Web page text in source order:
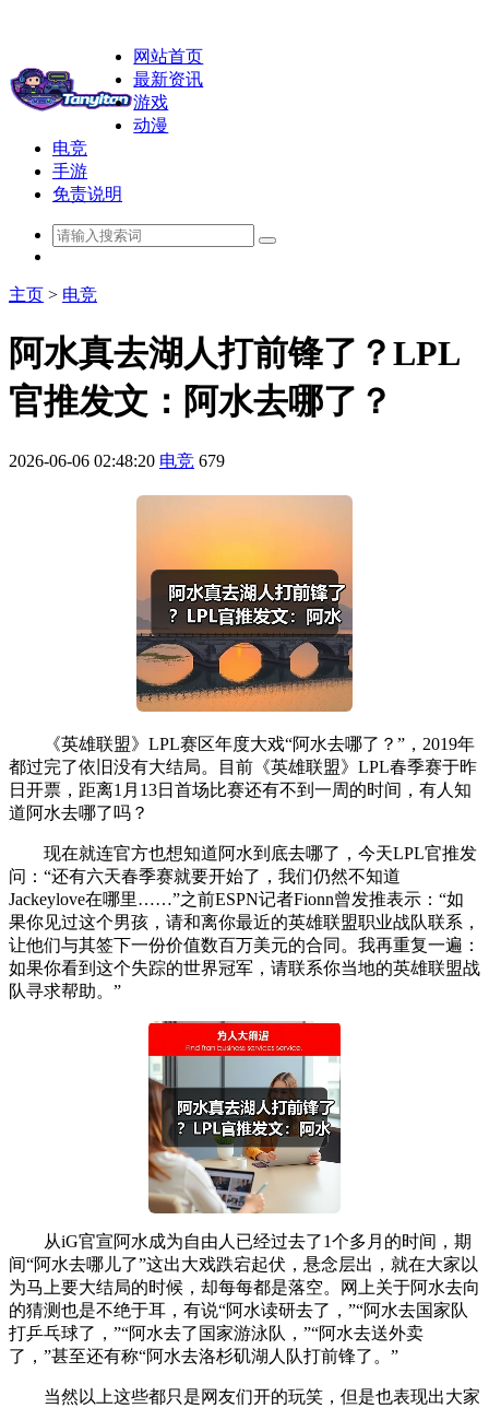
网站首页
最新资讯
游戏
动漫
电竞
手游
免责说明
主页 > 电竞
阿水真去湖人打前锋了？LPL
官推发文：阿水去哪了？
2026-06-06 02:48:20 电竞 679
《英雄联盟》LPL赛区年度大戏“阿水去哪了？”，2019年
都过完了依旧没有大结局。目前《英雄联盟》LPL春季赛于昨
日开票，距离1月13日首场比赛还有不到一周的时间，有人知
道阿水去哪了吗？
现在就连官方也想知道阿水到底去哪了，今天LPL官推发
问：“还有六天春季赛就要开始了，我们仍然不知道
Jackeylove在哪里……”之前ESPN记者Fionn曾发推表示：“如
果你见过这个男孩，请和离你最近的英雄联盟职业战队联系，
让他们与其签下一份价值数百万美元的合同。我再重复一遍：
如果你看到这个失踪的世界冠军，请联系你当地的英雄联盟战
队寻求帮助。”
从iG官宣阿水成为自由人已经过去了1个多月的时间，期
间“阿水去哪儿了”这出大戏跌宕起伏，悬念层出，就在大家以
为马上要大结局的时候，却每每都是落空。网上关于阿水去向
的猜测也是不绝于耳，有说“阿水读研去了，”“阿水去国家队
打乒乓球了，”“阿水去了国家游泳队，”“阿水去送外卖
了，”甚至还有称“阿水去洛杉矶湖人队打前锋了。”
当然以上这些都只是网友们开的玩笑，但是也表现出大家